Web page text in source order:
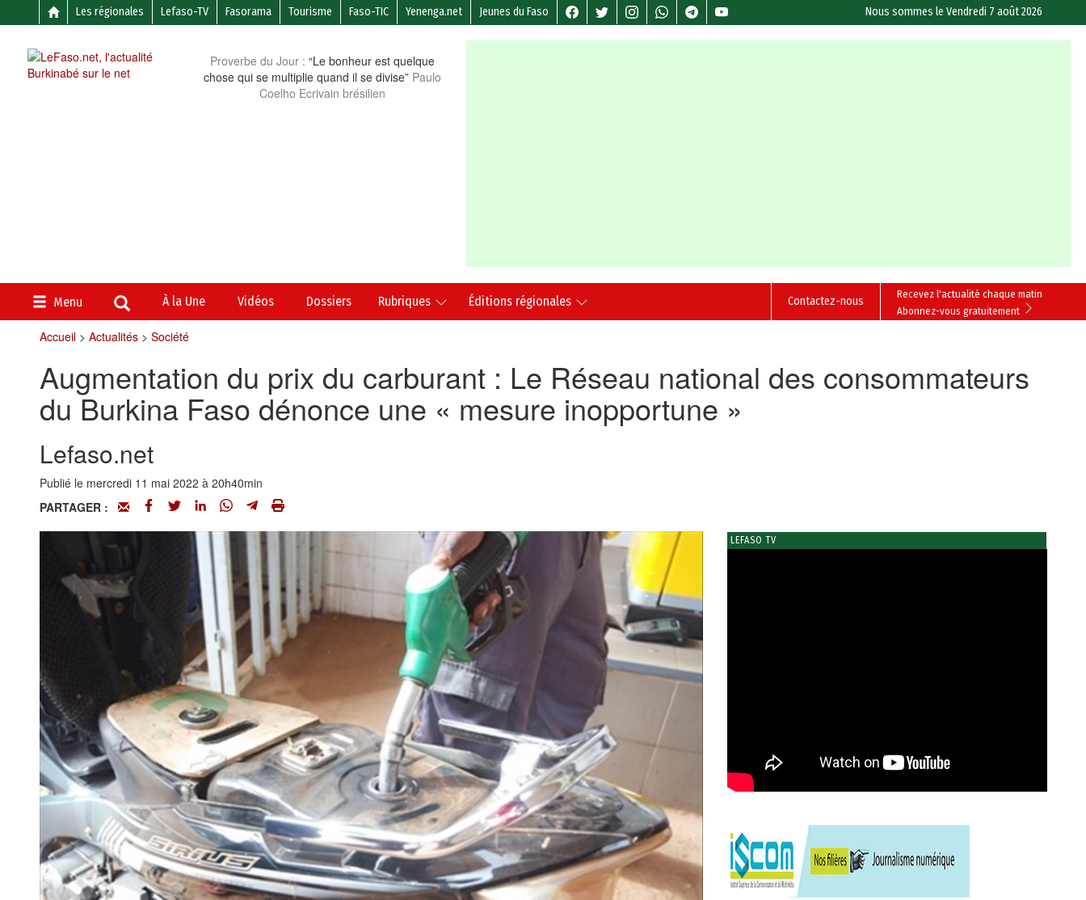
Les régionales Lefaso-TV Fasorama Tourisme Faso-TIC Yenenga.net Jeunes du Faso Nous sommes leVendredi 7 août 2026
Proverbe du Jour : “Le bonheur est quelque
chose qui se multiplie quand il se divise” Paulo
Coelho Ecrivain brésilien
Menu À la Une Vidéos Dossiers Rubriques Éditions régionales
Recevez l'actualité chaque matin
Abonnez-vous gratuitement
Contactez-nous
Accueil> Actualités> Société
Augmentation du prix du carburant : Le Réseau national des consommateurs
du Burkina Faso dénonce une « mesure inopportune »
Lefaso.net
Publié le mercredi 11 mai 2022 à 20h40min
PARTAGER :
LEFASO TV